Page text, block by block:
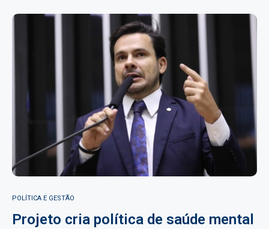
POLÍTICA E GESTÃO
Projeto cria política de saúde mental